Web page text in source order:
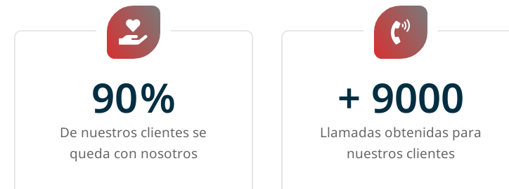
90%
De nuestros clientes se
queda con nosotros
+ 9000
Llamadas obtenidas para
nuestros clientes